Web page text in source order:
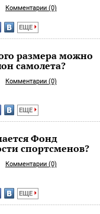
Комментарии (0)
ЕЩЕ
размера можно
самолета?
Комментарии (0)
ЕЩЕ
Фонд
спортсменов?
Комментарии (0)
ЕЩЕ